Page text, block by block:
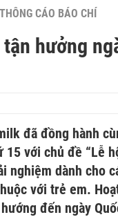
THÔNG CÁO BÁO CHÍ
hưởng
đã đồng hành
với chủ đề “Lễ
nghiệm dành cho
với trẻ em.
đến ngày